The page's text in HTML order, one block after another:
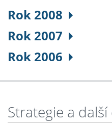
Rok 2008
Rok 2007
Rok 2006
Strategie a